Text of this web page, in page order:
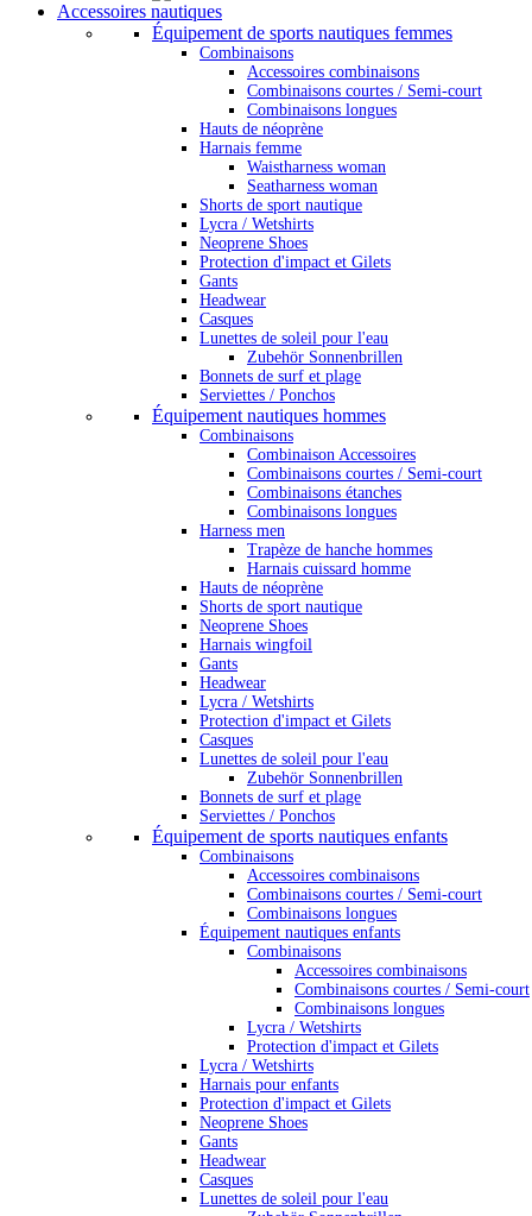
Accessoires nautiques
Équipement de sports nautiques femmes
Combinaisons
Accessoires combinaisons
Combinaisons courtes / Semi-court
Combinaisons longues
Hauts de néoprène
Harnais femme
Waistharness woman
Seatharness woman
Shorts de sport nautique
Lycra / Wetshirts
Neoprene Shoes
Protection d'impact et Gilets
Gants
Headwear
Casques
Lunettes de soleil pour l'eau
Zubehör Sonnenbrillen
Bonnets de surf et plage
Serviettes / Ponchos
Équipement nautiques hommes
Combinaisons
Combinaison Accessoires
Combinaisons courtes / Semi-court
Combinaisons étanches
Combinaisons longues
Harness men
Trapèze de hanche hommes
Harnais cuissard homme
Hauts de néoprène
Shorts de sport nautique
Neoprene Shoes
Harnais wingfoil
Gants
Headwear
Lycra / Wetshirts
Protection d'impact et Gilets
Casques
Lunettes de soleil pour l'eau
Zubehör Sonnenbrillen
Bonnets de surf et plage
Serviettes / Ponchos
Équipement de sports nautiques enfants
Combinaisons
Accessoires combinaisons
Combinaisons courtes / Semi-court
Combinaisons longues
Équipement nautiques enfants
Combinaisons
Accessoires combinaisons
Combinaisons courtes / Semi-court
Combinaisons longues
Lycra / Wetshirts
Protection d'impact et Gilets
Lycra / Wetshirts
Harnais pour enfants
Protection d'impact et Gilets
Neoprene Shoes
Gants
Headwear
Casques
Lunettes de soleil pour l'eau